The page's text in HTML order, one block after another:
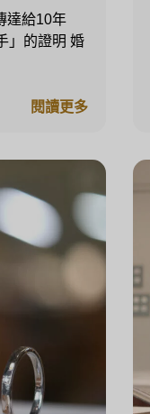
達給10年
」的證明 婚
閱讀更多